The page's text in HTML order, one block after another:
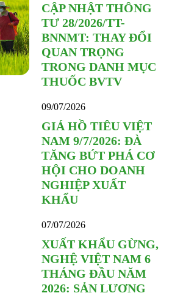
CẬP NHẬT THÔNG
TƯ 28/2026/TT-
BNNMT: THAY ĐỔI
QUAN TRỌNG
TRONG DANH MỤC
THUỐC BVTV
09/07/2026
GIÁ HỒ TIÊU VIỆT
NAM 9/7/2026: ĐÀ
TĂNG BỨT PHÁ CƠ
HỘI CHO DOANH
NGHIỆP XUẤT
KHẨU
07/07/2026
XUẤT KHẨU GỪNG,
NGHỆ VIỆT NAM 6
THÁNG ĐẦU NĂM
2026: SẢN LƯỢNG